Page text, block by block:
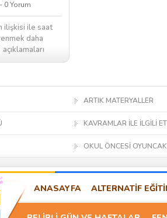
0 Yorum
ilişkisi ile saat
daha
ARTIK MATERYALLER
KAVRAMLAR İLE İLGİLİ
OKUL ÖNCESİ
ANASAYFA ALTERNATİF